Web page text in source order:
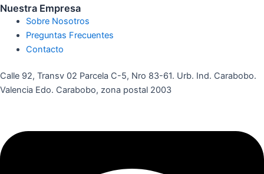
Nuestra Empresa
Sobre Nosotros
Preguntas Frecuentes
Contacto
Calle 92, Transv 02 Parcela C-5, Nro 83-61. Urb. Ind. Carabobo.
Valencia Edo. Carabobo, zona postal 2003